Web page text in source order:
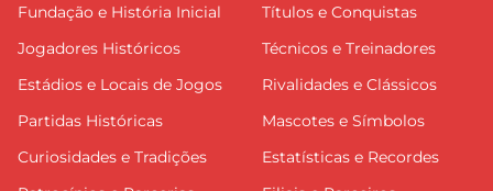
Fundação e História Inicial
Títulos e Conquistas
Jogadores Históricos
Técnicos e Treinadores
Estádios e Locais de Jogos
Rivalidades e Clássicos
Partidas Históricas
Mascotes e Símbolos
Curiosidades e Tradições
Estatísticas e Recordes